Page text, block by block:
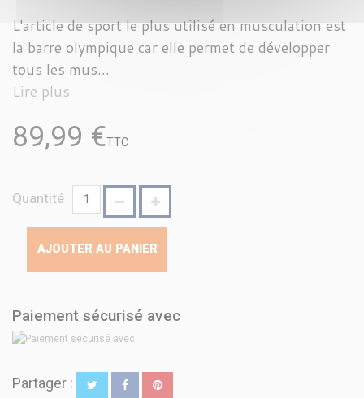
L'article de sport le plus utilisé en musculation est
la barre olympique car elle permet de développer
tous les mus...
Lire plus
89,99 €TTC
Quantité
AJOUTER AU PANIER
Paiement sécurisé avec
Partager :